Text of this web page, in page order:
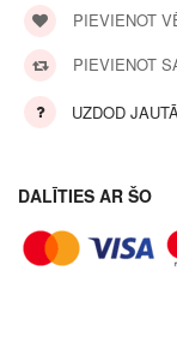
PIEVIENOT
PIEVIENOT
UZDOD
DALĪTIES AR ŠO